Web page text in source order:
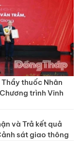
thuốc Nhân
trình Vinh
và Trả kết quả
sát giao thông